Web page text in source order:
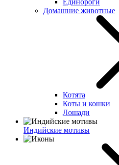
Единороги
Домашние животные
Котята
Коты и кошки
Лошади
Индийские мотивы